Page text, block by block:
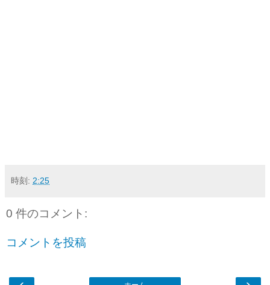
時刻: 2:25
0 件のコメント:
コメントを投稿